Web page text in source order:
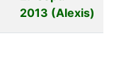
2013 (Alexis)